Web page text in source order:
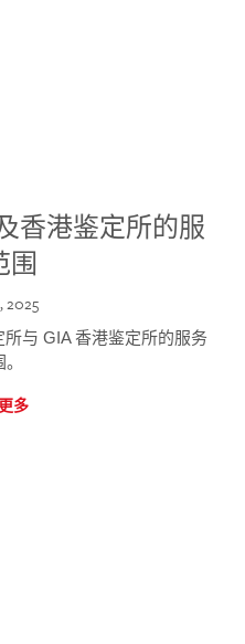
香港鉴定所的服
围
2025
与 GIA 香港鉴定所的服务
多